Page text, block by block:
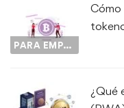
PARA EMPEZAR...
Cómo
¿Qué